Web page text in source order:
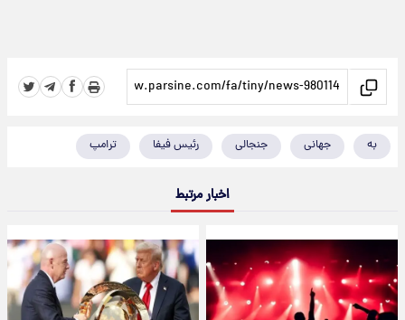
به جهانی جنجالی رئیس فیفا ترامپ
اخبار مرتبط